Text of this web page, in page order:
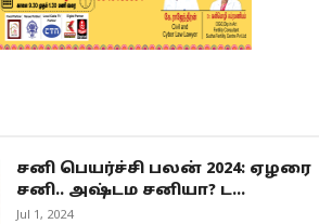
சனி பெயர்ச்சி பலன் 2024: ஏழரை
சனி.. அஷ்டம சனியா? ட...
Jul 1, 2024